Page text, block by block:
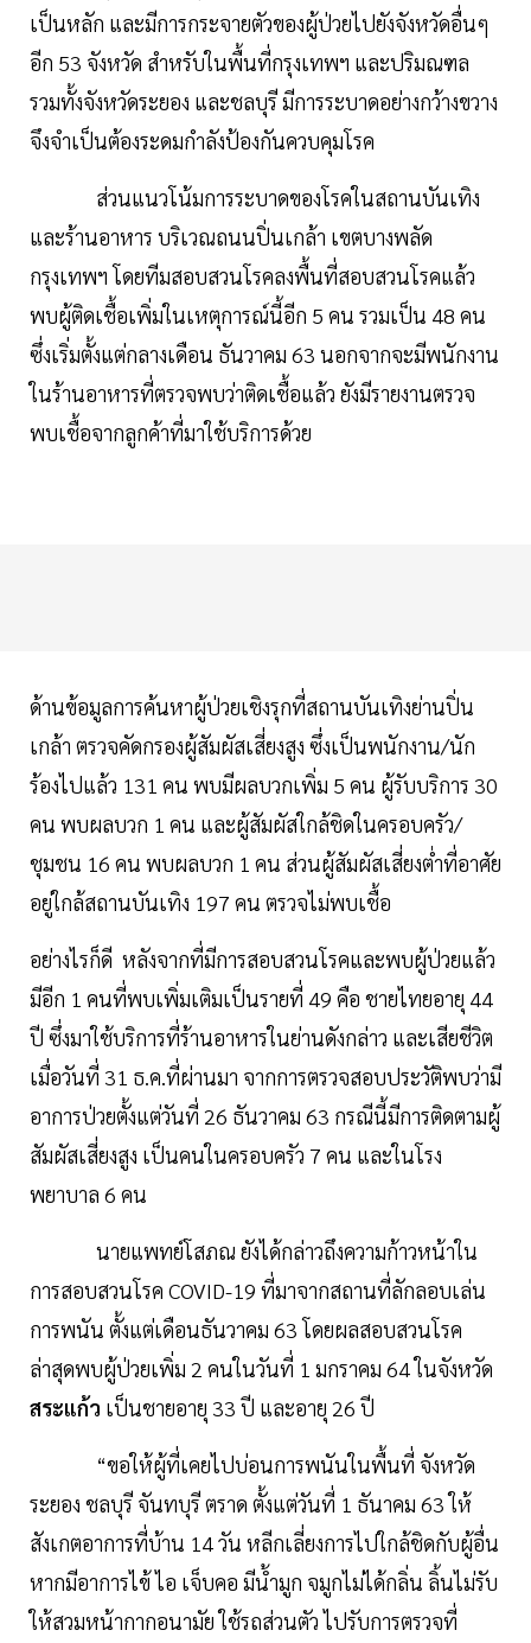
เป็นหลัก และมีการกระจายตัวของผู้ป่วยไปยังจังหวัดอื่นๆ
อีก 53 จังหวัด สำหรับในพื้นที่กรุงเทพฯ และปริมณฑล
รวมทั้งจังหวัดระยอง และชลบุรี มีการระบาดอย่างกว้างขวาง
จึงจำเป็นต้องระดมกำลังป้องกันควบคุมโรค
ส่วนแนวโน้มการระบาดของโรคในสถานบันเทิง
และร้านอาหาร บริเวณถนนปิ่นเกล้า เขตบางพลัด
กรุงเทพฯ โดยทีมสอบสวนโรคลงพื้นที่สอบสวนโรคแล้ว
พบผู้ติดเชื้อเพิ่มในเหตุการณ์นี้อีก 5 คน รวมเป็น 48 คน
ซึ่งเริ่มตั้งแต่กลางเดือน ธันวาคม 63 นอกจากจะมีพนักงาน
ในร้านอาหารที่ตรวจพบว่าติดเชื้อแล้ว ยังมีรายงานตรวจ
พบเชื้อจากลูกค้าที่มาใช้บริการด้วย
ด้านข้อมูลการค้นหาผู้ป่วยเชิงรุกที่สถานบันเทิงย่านปิ่น
เกล้า ตรวจคัดกรองผู้สัมผัสเสี่ยงสูง ซึ่งเป็นพนักงาน/นัก
ร้องไปแล้ว 131 คน พบมีผลบวกเพิ่ม 5 คน ผู้รับบริการ 30
คน พบผลบวก 1 คน และผู้สัมผัสใกล้ชิดในครอบครัว/
ชุมชน 16 คน พบผลบวก 1 คน ส่วนผู้สัมผัสเสี่ยงต่ำที่อาศัย
อยู่ใกล้สถานบันเทิง 197 คน ตรวจไม่พบเชื้อ
อย่างไรก็ดี หลังจากที่มีการสอบสวนโรคและพบผู้ป่วยแล้ว
มีอีก 1 คนที่พบเพิ่มเติมเป็นรายที่ 49 คือ ชายไทยอายุ 44
ปี ซึ่งมาใช้บริการที่ร้านอาหารในย่านดังกล่าว และเสียชีวิต
เมื่อวันที่ 31 ธ.ค.ที่ผ่านมา จากการตรวจสอบประวัติพบว่ามี
อาการป่วยตั้งแต่วันที่ 26 ธันวาคม 63 กรณีนี้มีการติดตามผู้
สัมผัสเสี่ยงสูง เป็นคนในครอบครัว 7 คน และในโรง
พยาบาล 6 คน
นายแพทย์โสภณ ยังได้กล่าวถึงความก้าวหน้าใน
การสอบสวนโรค COVID-19 ที่มาจากสถานที่ลักลอบเล่น
การพนัน ตั้งแต่เดือนธันวาคม 63 โดยผลสอบสวนโรค
ล่าสุดพบผู้ป่วยเพิ่ม 2 คนในวันที่ 1 มกราคม 64 ในจังหวัด
สระแก้ว เป็นชายอายุ 33 ปี และอายุ 26 ปี
“ขอให้ผู้ที่เคยไปบ่อนการพนันในพื้นที่ จังหวัด
ระยอง ชลบุรี จันทบุรี ตราด ตั้งแต่วันที่ 1 ธันาคม 63 ให้
สังเกตอาการที่บ้าน 14 วัน หลีกเลี่ยงการไปใกล้ชิดกับผู้อื่น
หากมีอาการไข้ ไอ เจ็บคอ มีน้ำมูก จมูกไม่ได้กลิ่น ลิ้นไม่รับ
ให้สวมหน้ากากอนามัย ใช้รถส่วนตัว ไปรับการตรวจที่